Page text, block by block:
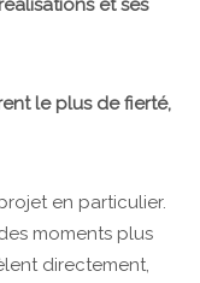
et ses
le plus de fierté,
en particulier.
moments plus
directement,